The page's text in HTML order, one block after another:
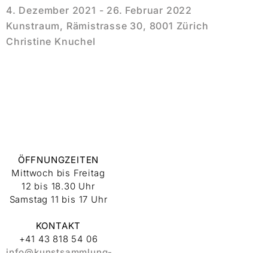
4. Dezember 2021 - 26. Februar 2022
Kunstraum, Rämistrasse 30, 8001 Zürich
Christine Knuchel
ÖFFNUNGZEITEN
Mittwoch bis Freitag
12 bis 18.30 Uhr
Samstag 11 bis 17 Uhr
KONTAKT
+41 43 818 54 06